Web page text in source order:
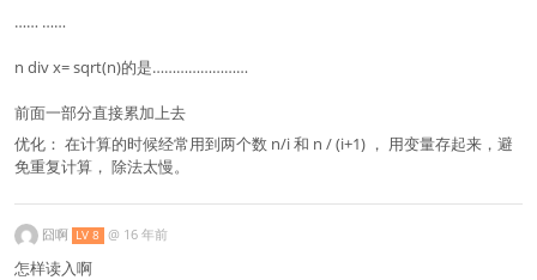
…… ……
n div x= sqrt(n)的是……………………
前面一部分直接累加上去
优化： 在计算的时候经常用到两个数 n/i 和 n / (i+1) ， 用变量存起来，避
免重复计算， 除法太慢。
囧啊 LV 8 @ 16 年前
怎样读入啊